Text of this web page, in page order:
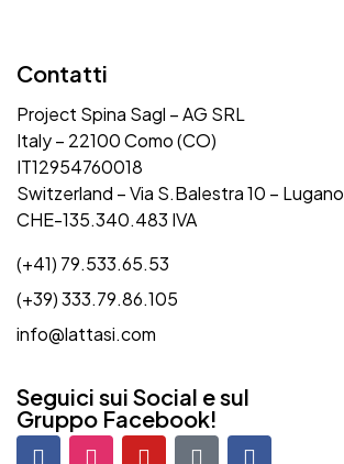
Contatti
Project Spina Sagl – AG SRL
Italy – 22100 Como (CO)
IT12954760018
Switzerland – Via S.Balestra 10 – Lugano
CHE-135.340.483 IVA
(+41) 79.533.65.53
(+39) 333.79.86.105
info@lattasi.com
Seguici sui Social e sul
Gruppo Facebook!